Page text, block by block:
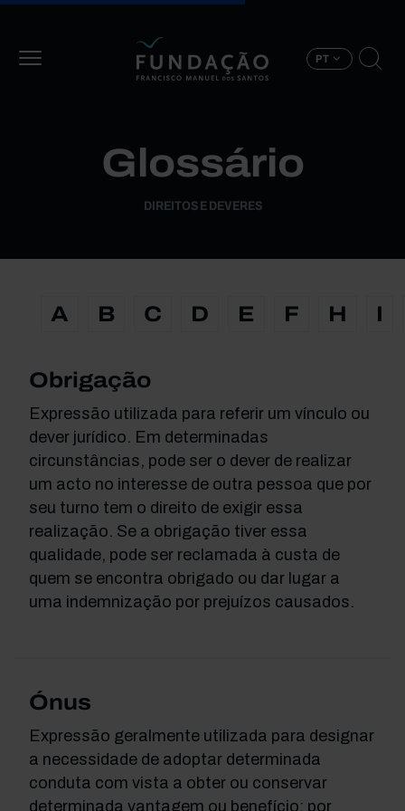
PT
Glossário
DIREITOS E DEVERES
A B C D E F H I
Obrigação
Expressão utilizada para referir um vínculo ou
dever jurídico. Em determinadas
circunstâncias, pode ser o dever de realizar
um acto no interesse de outra pessoa que por
seu turno tem o direito de exigir essa
realização. Se a obrigação tiver essa
qualidade, pode ser reclamada à custa de
quem se encontra obrigado ou dar lugar a
uma indemnização por prejuízos causados.
Ónus
Expressão geralmente utilizada para designar
a necessidade de adoptar determinada
conduta com vista a obter ou conservar
determinada vantagem ou benefício; por